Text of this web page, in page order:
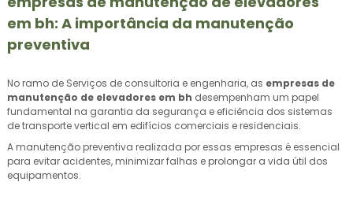
em bh: A importância da manutenção
preventiva
No ramo de Serviços de consultoria e engenharia, as empresas de
manutenção de elevadores em bh desempenham um papel
fundamental na garantia da segurança e eficiência dos sistemas
de transporte vertical em edifícios comerciais e residenciais.
A manutenção preventiva realizada por essas empresas é essencial
para evitar acidentes, minimizar falhas e prolongar a vida útil dos
equipamentos.